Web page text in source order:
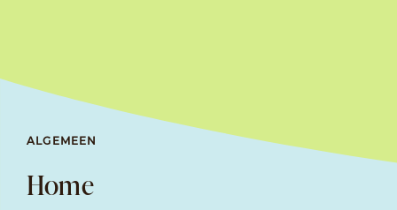
ALGEMEEN
Home